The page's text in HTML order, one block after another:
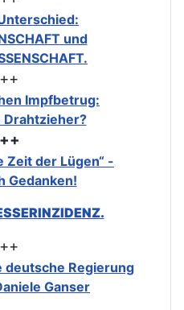
und
Impfbetrug:
Drahtzieher?
Zeit der Lügen“ -
Gedanken!
deutsche Regierung
Ganser